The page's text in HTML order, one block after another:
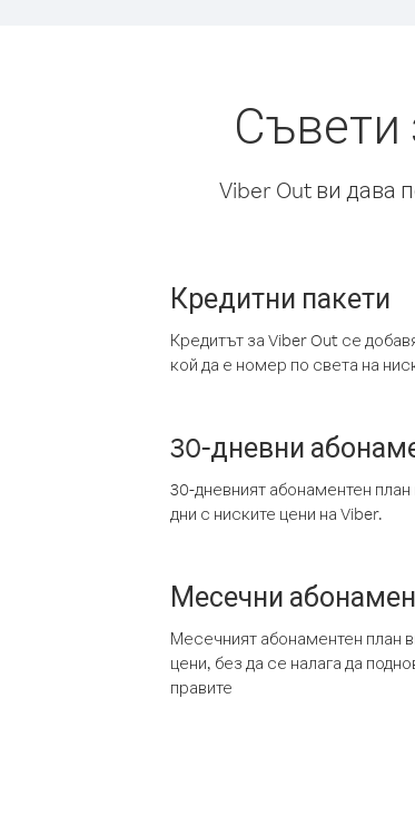
Съвети
Viber Out ви дава
Кредитни пакети
Кредитът за Viber Out се
кой да е номер по света на
30-дневни
30-дневният абонаментен
дни с ниските цени на Viber.
Месечни
Месечният абонаментен план
цени, без да се налага да
правите